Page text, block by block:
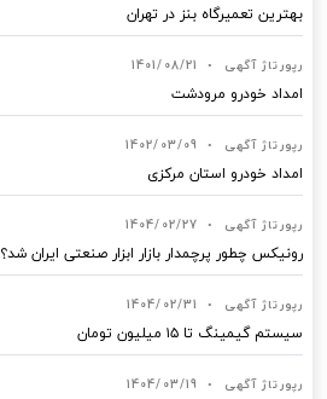
بهترین تعمیرگاه بنز در تهران
رپورتاژ آگهی •
1401/08/21
امداد خودرو مرودشت
رپورتاژ آگهی •
1402/03/09
امداد خودرو استان مرکزی
رپورتاژ آگهی •
1404/02/27
رونیکس چطور پرچمدار بازار ابزار صنعتی ایران شد؟
رپورتاژ آگهی •
1404/02/31
سیستم گیمینگ تا ۱۵ میلیون تومان
رپورتاژ آگهی •
1404/03/19